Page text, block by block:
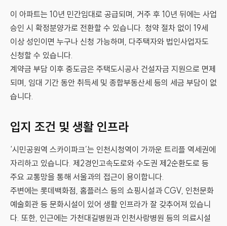
이 아파트는 10년 민간임대로 공급되며, 거주 후 10년 뒤에는 사업
승인 시 확정분양가로 전환할 수 있습니다. 청약 절차 없이 19세
이상 성인이면 누구나 신청 가능하며, 다주택자와 법인사업자도
신청할 수 있습니다.
계약금 부담 이후 중도금은 주택도시공사 건설자금 지원으로 면제
되며, 임대 기간 동안 취득세 및 종합부동산세 등의 세금 부담이 없
습니다.
입지 조건 및 생활 인프라
‘시민공원역 스카이파크’는 인천시청역이 가까운 트리플 역세권에
자리하고 있습니다. 제2경인고속도로와 수도권 제2순환도로 등
주요 교통망을 통해 서울과의 접근이 용이합니다.
주변에는 롯데백화점, 홈플러스 등의 쇼핑시설과 CGV, 인천문화
예술회관 등 문화시설이 있어 생활 인프라가 잘 갖추어져 있습니
다. 또한, 인근에는 가천대길병원과 인천사랑병원 등의 의료시설